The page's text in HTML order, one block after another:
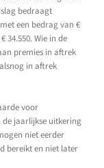
bedraagt
een bedrag van €
34.550. Wie in de
premies in aftrek
in aftrek
voor
jaarlijkse uitkering
niet eerder
bereikt en niet later